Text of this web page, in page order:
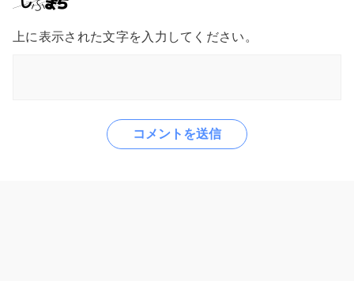
上に表示された文字を入力してください。